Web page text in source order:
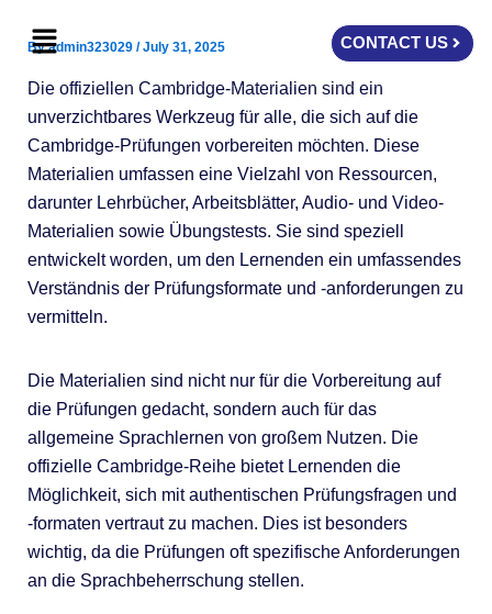
Menu CONTACT US
Byadmin323029 /July 31, 2025
Die offiziellen Cambridge-Materialien sind ein
unverzichtbares Werkzeug für alle, die sich auf die
Cambridge-Prüfungen vorbereiten möchten. Diese
Materialien umfassen eine Vielzahl von Ressourcen,
darunter Lehrbücher, Arbeitsblätter, Audio- und Video-
Materialien sowie Übungstests. Sie sind speziell
entwickelt worden, um den Lernenden ein umfassendes
Verständnis der Prüfungsformate und -anforderungen zu
vermitteln.
Die Materialien sind nicht nur für die Vorbereitung auf
die Prüfungen gedacht, sondern auch für das
allgemeine Sprachlernen von großem Nutzen. Die
offizielle Cambridge-Reihe bietet Lernenden die
Möglichkeit, sich mit authentischen Prüfungsfragen und
-formaten vertraut zu machen. Dies ist besonders
wichtig, da die Prüfungen oft spezifische Anforderungen
an die Sprachbeherrschung stellen.